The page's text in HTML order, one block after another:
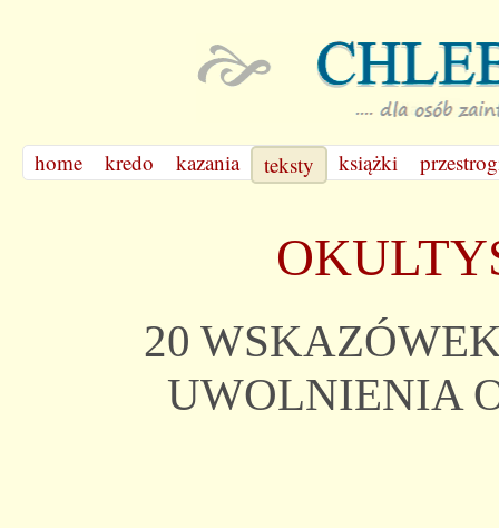
home kredo kazania teksty książki
20
UWOLNIENIA